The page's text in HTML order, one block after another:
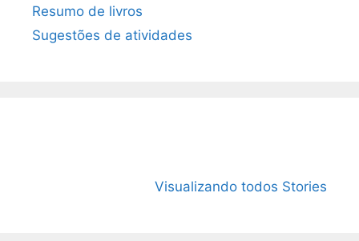
Resumo de livros
Sugestões de atividades
Visualizando todos Stories
vendidos de